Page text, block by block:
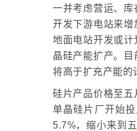
一并考虑营运、
开发下游电站来
地面电站开发或
晶硅产能扩产。
将高于扩充产能的
硅片产品价格至五
单晶硅片厂开始
5.7%，缩小来到